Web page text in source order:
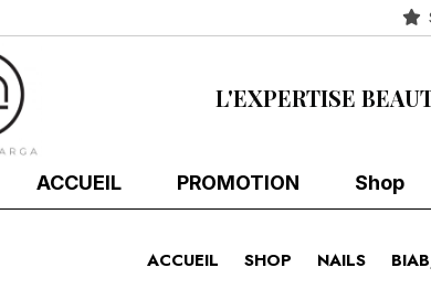
L'EXPERTISE
ACCUEIL PROMOTION Shop
ACCUEIL SHOP NAILS